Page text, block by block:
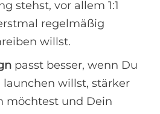
stehst, vor allem 1:1
regelmäßig
willst.
passt besser, wenn Du
launchen willst, stärker
möchtest und Dein